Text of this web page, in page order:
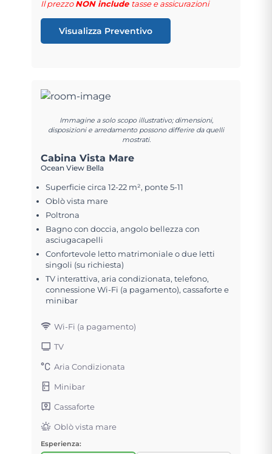
Il prezzoNON include tasse e assicurazioni
Visualizza Preventivo
Immagine a solo scopo illustrativo; dimensioni,
disposizioni e arredamento possono differire da quelli
mostrati.
Cabina Vista Mare
Ocean View Bella
Superficie circa 12-22 m², ponte 5-11
Oblò vista mare
Poltrona
Bagno con doccia, angolo bellezza con
asciugacapelli
Confortevole letto matrimoniale o due letti
singoli (su richiesta)
TV interattiva, aria condizionata, telefono,
connessione Wi-Fi (a pagamento), cassaforte e
minibar
Wi-Fi (a pagamento)
TV
Aria Condizionata
Minibar
Cassaforte
Oblò vista mare
Esperienza: